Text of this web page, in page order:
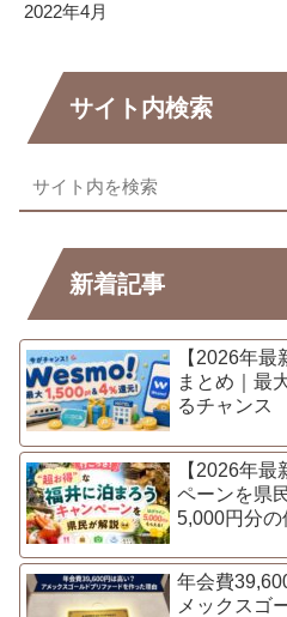
2022年4月
サイト内検索
新着記事
【2026年
まとめ｜最
るチャンス
【2026年
ペーンを県
5,000円分
年会費
メックスゴ